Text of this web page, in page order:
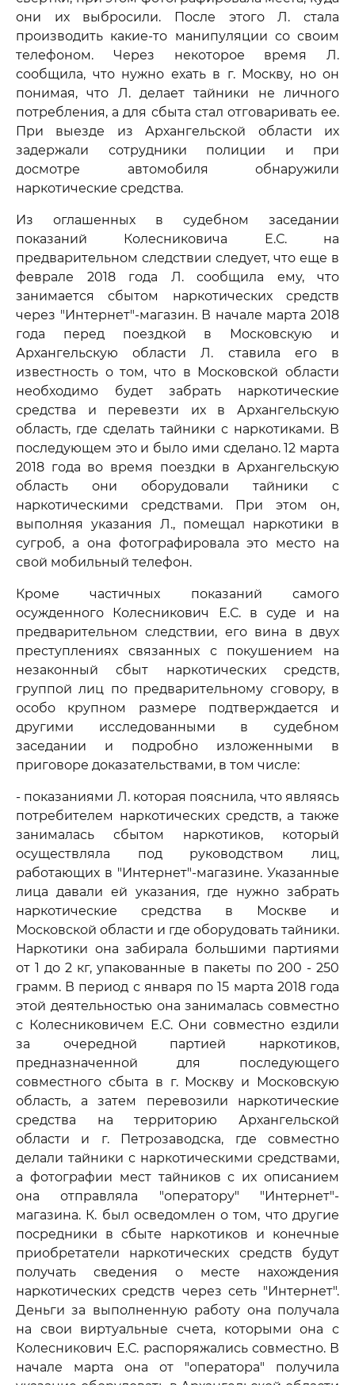
они их выбросили. После этого Л. стала
производить какие-то манипуляции со своим
телефоном. Через некоторое время Л.
сообщила, что нужно ехать в г. Москву, но он
понимая, что Л. делает тайники не личного
потребления, а для сбыта стал отговаривать ее.
При выезде из Архангельской области их
задержали сотрудники полиции и при
досмотре автомобиля обнаружили
наркотические средства.
Из оглашенных в судебном заседании
показаний Колесниковича Е.С. на
предварительном следствии следует, что еще в
феврале 2018 года Л. сообщила ему, что
занимается сбытом наркотических средств
через "Интернет"-магазин. В начале марта 2018
года перед поездкой в Московскую и
Архангельскую области Л. ставила его в
известность о том, что в Московской области
необходимо будет забрать наркотические
средства и перевезти их в Архангельскую
область, где сделать тайники с наркотиками. В
последующем это и было ими сделано. 12 марта
2018 года во время поездки в Архангельскую
область они оборудовали тайники с
наркотическими средствами. При этом он,
выполняя указания Л., помещал наркотики в
сугроб, а она фотографировала это место на
свой мобильный телефон.
Кроме частичных показаний самого
осужденного Колесникович Е.С. в суде и на
предварительном следствии, его вина в двух
преступлениях связанных с покушением на
незаконный сбыт наркотических средств,
группой лиц по предварительному сговору, в
особо крупном размере подтверждается и
другими исследованными в судебном
заседании и подробно изложенными в
приговоре доказательствами, в том числе:
- показаниями Л. которая пояснила, что являясь
потребителем наркотических средств, а также
занималась сбытом наркотиков, который
осуществляла под руководством лиц,
работающих в "Интернет"-магазине. Указанные
лица давали ей указания, где нужно забрать
наркотические средства в Москве и
Московской области и где оборудовать тайники.
Наркотики она забирала большими партиями
от 1 до 2 кг, упакованные в пакеты по 200 - 250
грамм. В период с января по 15 марта 2018 года
этой деятельностью она занималась совместно
с Колесниковичем Е.С. Они совместно ездили
за очередной партией наркотиков,
предназначенной для последующего
совместного сбыта в г. Москву и Московскую
область, а затем перевозили наркотические
средства на территорию Архангельской
области и г. Петрозаводска, где совместно
делали тайники с наркотическими средствами,
а фотографии мест тайников с их описанием
она отправляла "оператору" "Интернет"-
магазина. К. был осведомлен о том, что другие
посредники в сбыте наркотиков и конечные
приобретатели наркотических средств будут
получать сведения о месте нахождения
наркотических средств через сеть "Интернет".
Деньги за выполненную работу она получала
на свои виртуальные счета, которыми она с
Колесникович Е.С. распоряжались совместно. В
начале марта она от "оператора" получила